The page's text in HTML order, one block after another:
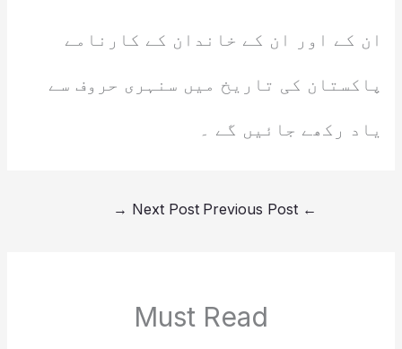
ان کے اور ان کے خاندان کے کارنامے
پاکستان کی تاریخ میں سنہری حروف سے
یاد رکھے جائیں گے ۔
←
Next Post
→
Must Read